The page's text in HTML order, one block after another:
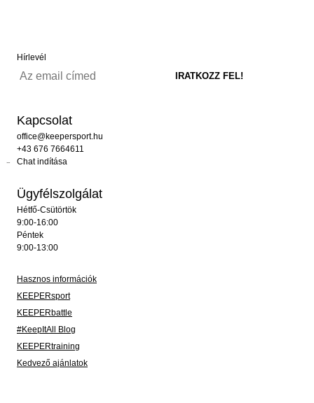
Hírlevél
Kapcsolat
office@keepersport.hu
+43 676 7664611
Chat indítása
Ügyfélszolgálat
Hétfő-Csütörtök
9:00-16:00
Péntek
9:00-13:00
Hasznos információk
KEEPERsport
KEEPERbattle
#KeepItAll Blog
KEEPERtraining
Kedvező ajánlatok